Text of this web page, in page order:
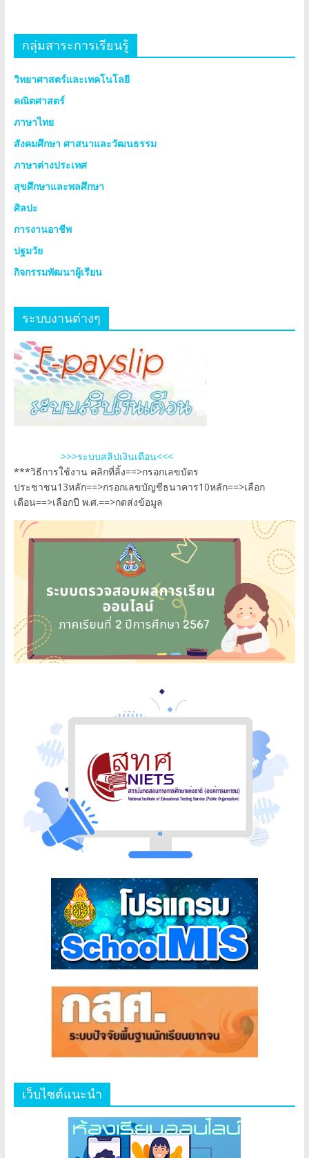
กลุ่มสาระการเรียนรู้
วิทยาศาสตร์และเทคโนโลยี
คณิตศาสตร์
ภาษาไทย
สังคมศึกษา ศาสนาและวัฒนธรรม
ภาษาต่างประเทศ
สุขศึกษาและพลศึกษา
ศิลปะ
การงานอาชีพ
ปฐมวัย
กิจกรรมพัฒนาผู้เรียน
ระบบงานต่างๆ
>>>ระบบสลิปเงินเดือน<<<
***วิธีการใช้งาน คลิกที่ลิ้ง==>กรอกเลขบัตร
ประชาชน13หลัก==>กรอกเลขบัญชีธนาคาร10หลัก==>เลือก
เดือน==>เลือกปี พ.ศ.==>กดส่งข้อมูล
เว็บไซต์แนะนำ